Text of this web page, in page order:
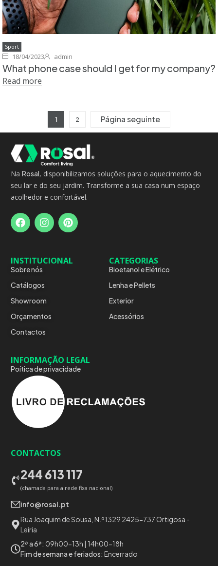
Sport
18/04/2023 admin
What phone case should I get for my company?
Read more
1 2 Página seguinte
NaRosal, disponibilizamos soluções para o aquecimento do
seu lar e do seu jardim. Transforme a sua casa num espaço
acolhedor e confortável.
INSTITUCIONAL
Sobre nós
Catálogos
Showroom
Orçamentos
Contactos
CATEGORIAS
Bioetanol e Elétrico
Lenha e Pellets
Exterior
Acessórios
INFORMAÇÃO LEGAL
Poítica de privacidade
CONTACTOS
244 613 117
(chamada para a rede fixa nacional)
info@rosal.pt
Rua Joaquim de Sousa, N.º1329 2425-737 Ortigosa -
Leiria
2ª a 6ª: 09h00-13h | 14h00-18h
Fim de semana e feriados: Encerrado